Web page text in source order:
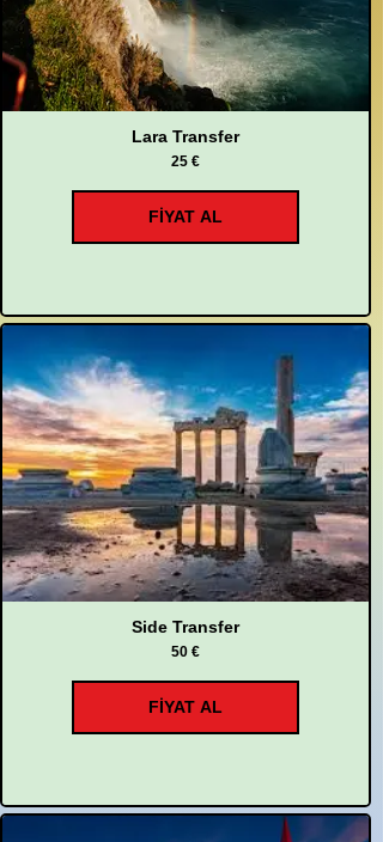
Lara Transfer
25 €
FİYAT AL
Side Transfer
50 €
FİYAT AL